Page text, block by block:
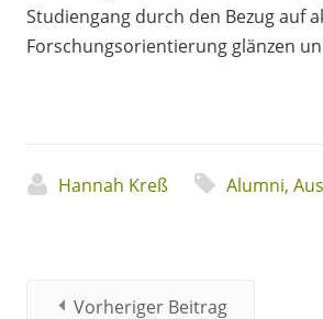
Studiengang durch den Bezug auf
Forschungsorientierung glänzen
Hannah Kreß Alumni,
Vorheriger Beitrag